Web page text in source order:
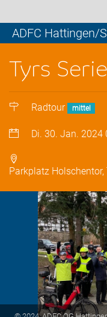
ADFC Hattingen/
Tyrs Serie
Radtour mittel
Di. 30. Jan. 2024
Parkplatz